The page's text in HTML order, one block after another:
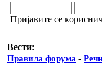
Пријавите се
Вести:
Правила форума -